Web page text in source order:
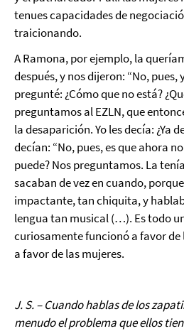
tenues capacidades de
traicionando.
A Ramona, por ejemplo, la
después, y nos dijeron: “No, pues,
pregunté: ¿Cómo que no está?
preguntamos al EZLN, que
la desaparición. Yo les decía: ¿Ya
decían: “No, pues, es que ahora
puede? Nos preguntamos. La
sacaban de vez en cuando,
impactante, tan chiquita, y
lengua tan musical (…). Es todo
curiosamente funcionó a favor
a favor de las mujeres.
J. S. – Cuando hablas de los
menudo el problema que ellos